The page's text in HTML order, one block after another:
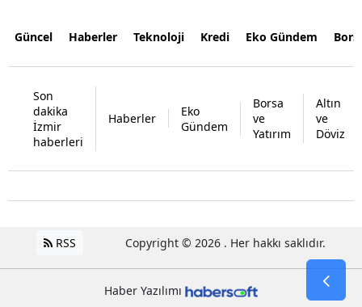
Güncel Haberler Teknoloji Kredi Eko Gündem
Son
dakika
İzmir
haberleri
Haberler
Eko
Gündem
Borsa
ve
Yatırım
Altın
ve
Döviz
RSS Copyright © 2026 . Her hakkı saklıdır.
Haber Yazılımı